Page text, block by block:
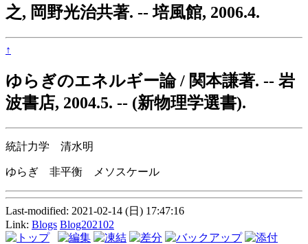
之, 岡野光治共著. -- 培風館, 2006.4.
↑
ゆらぎのエネルギー論 / 関本謙著. -- 岩
波書店, 2004.5. -- (新物理学選書).
統計力学 清水明
ゆらぎ 非平衡 メソスケール
Last-modified: 2021-02-14 (日) 17:47:16
Link: Blogs Blog202102